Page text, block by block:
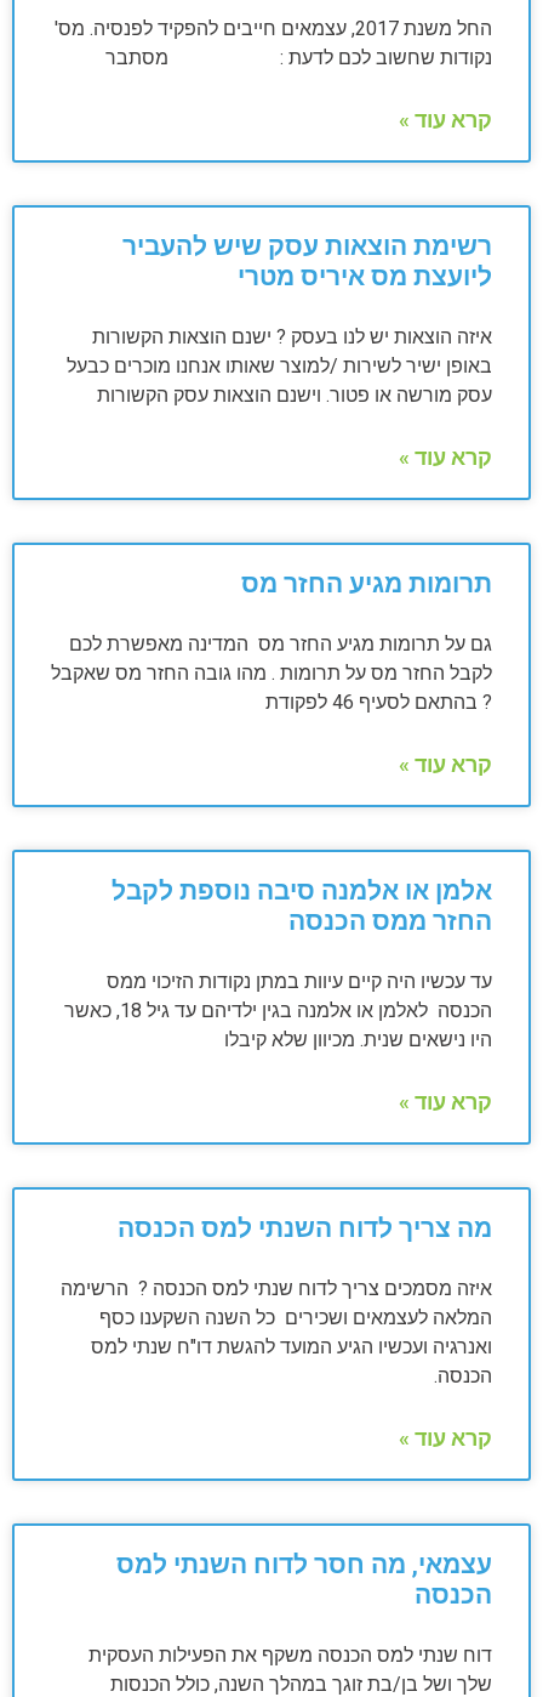
החל משנת 2017, עצמאים חייבים להפקיד לפנסיה. מס'
נקודות שחשוב לכם לדעת : מסתבר
קרא עוד »
רשימת הוצאות עסק שיש להעביר
ליועצת מס איריס מטרי
איזה הוצאות יש לנו בעסק ? ישנם הוצאות הקשורות
באופן ישיר לשירות /למוצר שאותו אנחנו מוכרים כבעל
עסק מורשה או פטור. וישנם הוצאות עסק הקשורות
קרא עוד »
תרומות מגיע החזר מס
גם על תרומות מגיע החזר מס המדינה מאפשרת לכם
לקבל החזר מס על תרומות . מהו גובה החזר מס שאקבל
? בהתאם לסעיף 46 לפקודת
קרא עוד »
אלמן או אלמנה סיבה נוספת לקבל
החזר ממס הכנסה
עד עכשיו היה קיים עיוות במתן נקודות הזיכוי ממס
הכנסה לאלמן או אלמנה בגין ילדיהם עד גיל 18, כאשר
היו נישאים שנית. מכיוון שלא קיבלו
קרא עוד »
מה צריך לדוח השנתי למס הכנסה
איזה מסמכים צריך לדוח שנתי למס הכנסה ? הרשימה
המלאה לעצמאים ושכירים כל השנה השקענו כסף
ואנרגיה ועכשיו הגיע המועד להגשת דו"ח שנתי למס
הכנסה.
קרא עוד »
עצמאי, מה חסר לדוח השנתי למס
הכנסה
דוח שנתי למס הכנסה משקף את הפעילות העסקית
שלך ושל בן/בת זוגך במהלך השנה, כולל הכנסות